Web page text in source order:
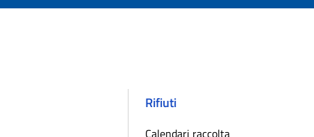
Rifiuti
Calendari raccolta